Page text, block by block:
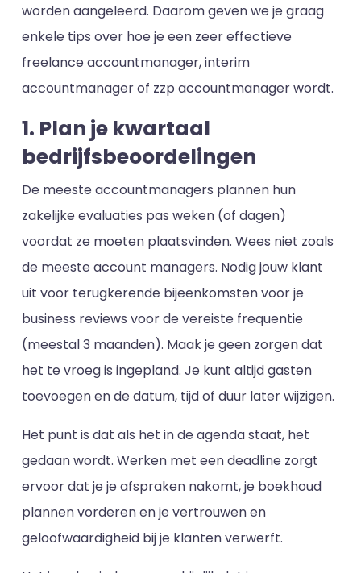
worden aangeleerd. Daarom geven we je graag
enkele tips over hoe je een zeer effectieve
freelance accountmanager, interim
accountmanager of zzp accountmanager wordt.
1. Plan je kwartaal
bedrijfsbeoordelingen
De meeste accountmanagers plannen hun
zakelijke evaluaties pas weken (of dagen)
voordat ze moeten plaatsvinden. Wees niet zoals
de meeste account managers. Nodig jouw klant
uit voor terugkerende bijeenkomsten voor je
business reviews voor de vereiste frequentie
(meestal 3 maanden). Maak je geen zorgen dat
het te vroeg is ingepland. Je kunt altijd gasten
toevoegen en de datum, tijd of duur later wijzigen.
Het punt is dat als het in de agenda staat, het
gedaan wordt. Werken met een deadline zorgt
ervoor dat je je afspraken nakomt, je boekhoud
plannen vorderen en je vertrouwen en
geloofwaardigheid bij je klanten verwerft.